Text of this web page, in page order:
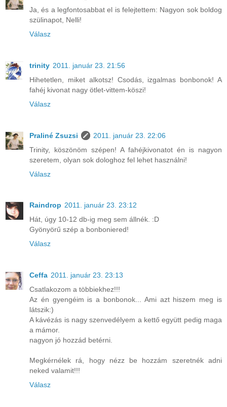
Ja, és a legfontosabbat el is felejtettem: Nagyon sok boldog
szülinapot, Nelli!
Válasz
trinity 2011. január 23. 21:56
Hihetetlen, miket alkotsz! Csodás, izgalmas bonbonok! A
fahéj kivonat nagy ötlet-vittem-köszi!
Válasz
Praliné Zsuzsi
2011. január 23. 22:06
Trinity, köszönöm szépen! A fahéjkivonatot én is nagyon
szeretem, olyan sok dologhoz fel lehet használni!
Válasz
Raindrop 2011. január 23. 23:12
Hát, úgy 10-12 db-ig meg sem állnék. :D
Gyönyörű szép a bonboniered!
Válasz
Ceffa 2011. január 23. 23:13
Csatlakozom a többiekhez!!!
Az én gyengéim is a bonbonok... Ami azt hiszem meg is
látszik:)
A kávézás is nagy szenvedélyem a kettő együtt pedig maga
a mámor.
nagyon jó hozzád betérni.
Megkérnélek rá, hogy nézz be hozzám szeretnék adni
neked valamit!!!
Válasz